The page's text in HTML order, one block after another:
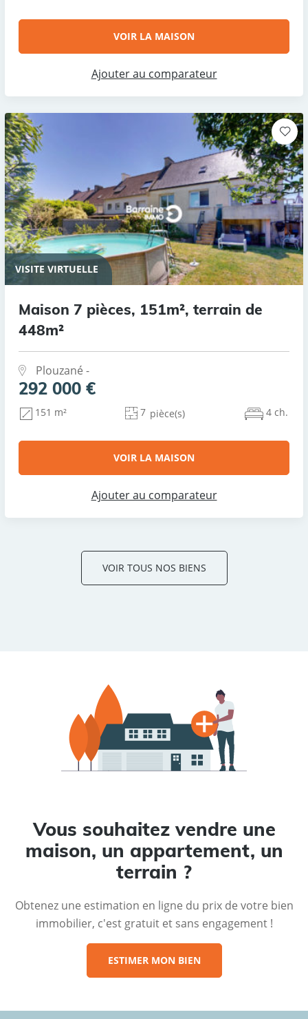
VOIR LA MAISON
Ajouter au comparateur
VISITE VIRTUELLE
Maison 7 pièces, 151m², terrain de
448m²
Plouzané -
292 000 €
151 m² 7 pièce(s) 4 ch.
VOIR LA MAISON
Ajouter au comparateur
VOIR TOUS NOS BIENS
Vous souhaitez vendre une
maison, un appartement, un
terrain ?
Obtenez une estimation en ligne du prix de votre bien
immobilier, c'est gratuit et sans engagement !
ESTIMER MON BIEN